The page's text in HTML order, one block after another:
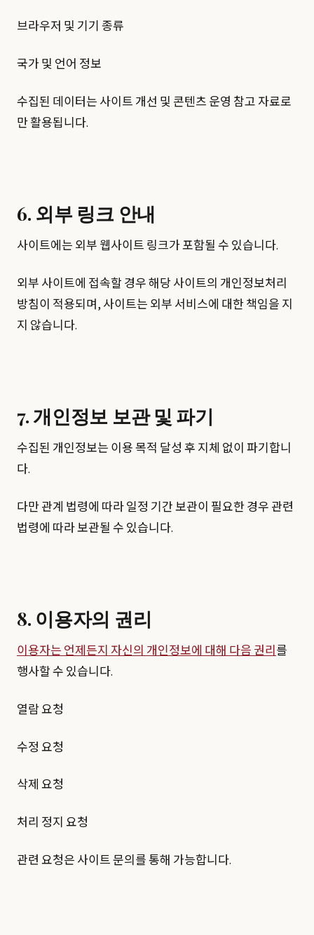
브라우저 및 기기 종류
국가 및 언어 정보
수집된 데이터는 사이트 개선 및 콘텐츠 운영 참고 자료로
만 활용됩니다.
6. 외부 링크 안내
사이트에는 외부 웹사이트 링크가 포함될 수 있습니다.
외부 사이트에 접속할 경우 해당 사이트의 개인정보처리
방침이 적용되며, 사이트는 외부 서비스에 대한 책임을 지
지 않습니다.
7. 개인정보 보관 및 파기
수집된 개인정보는 이용 목적 달성 후 지체 없이 파기합니
다.
다만 관계 법령에 따라 일정 기간 보관이 필요한 경우 관련
법령에 따라 보관될 수 있습니다.
8. 이용자의 권리
이용자는 언제든지 자신의 개인정보에 대해 다음 권리를
행사할 수 있습니다.
열람 요청
수정 요청
삭제 요청
처리 정지 요청
관련 요청은 사이트 문의를 통해 가능합니다.